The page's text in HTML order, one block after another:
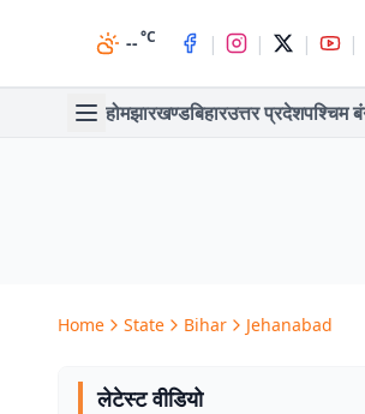
--°C | | | |
होमझारखण्डबिहारउत्तर प्रदेशपश्चिम
Home State Bihar Jehanabad
लेटेस्ट वीडियो